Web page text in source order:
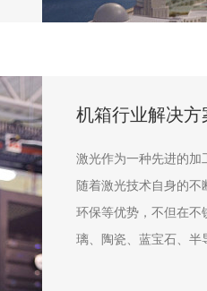
机箱行业解决方
激光作为一种先进的加
随着激光技术自身的
环保等优势，不但在不
璃、陶瓷、蓝宝石、半